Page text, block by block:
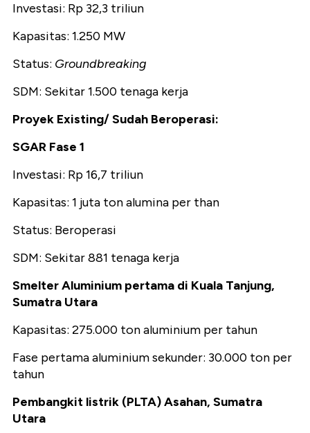
Investasi: Rp 32,3 triliun
Kapasitas: 1.250 MW
Status: Groundbreaking
SDM: Sekitar 1.500 tenaga kerja
Proyek Existing/ Sudah Beroperasi:
SGAR Fase 1
Investasi: Rp 16,7 triliun
Kapasitas: 1 juta ton alumina per than
Status: Beroperasi
SDM: Sekitar 881 tenaga kerja
Smelter Aluminium pertama di Kuala Tanjung,
Sumatra Utara
Kapasitas: 275.000 ton aluminium per tahun
Fase pertama aluminium sekunder: 30.000 ton per
tahun
Pembangkit listrik (PLTA) Asahan, Sumatra
Utara